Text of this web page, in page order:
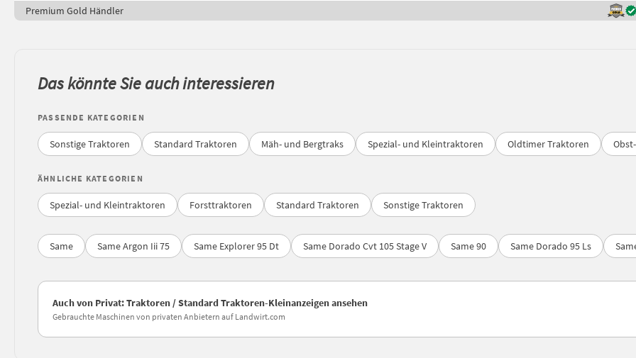
Premium Gold Händler
Das könnte Sie auch interessieren
PASSENDE KATEGORIEN
Sonstige Traktoren Standard Traktoren Mäh- und Bergtraks Spezial- und Kleintraktoren Oldtimer Traktoren
ÄHNLICHE KATEGORIEN
Spezial- und Kleintraktoren Forsttraktoren Standard Traktoren Sonstige Traktoren
Same Same Argon Iii 75 Same Explorer 95 Dt Same Dorado Cvt 105 Stage V Same 90 Same Dorado 95 Ls
Auch von Privat: Traktoren / Standard Traktoren-Kleinanzeigen ansehen
Gebrauchte Maschinen von privaten Anbietern auf Landwirt.com